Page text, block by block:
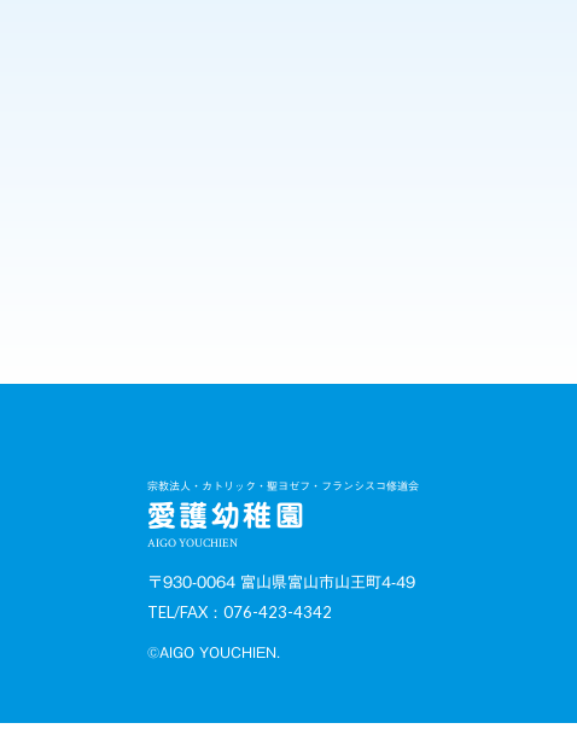
宗教法人・カトリック・聖ヨゼフ・フランシスコ修道会
愛護幼稚園
AIGO YOUCHIEN
〒930-0064 富山県富山市山王町4-49
TEL/FAX：076-423-4342
©AIGO YOUCHIEN.